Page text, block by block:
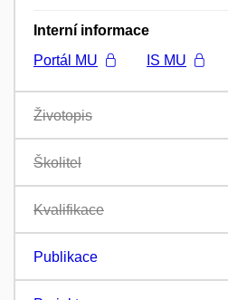
Interní informace
Portál MU
IS MU
Životopis
Školitel
Kvalifikace
Publikace